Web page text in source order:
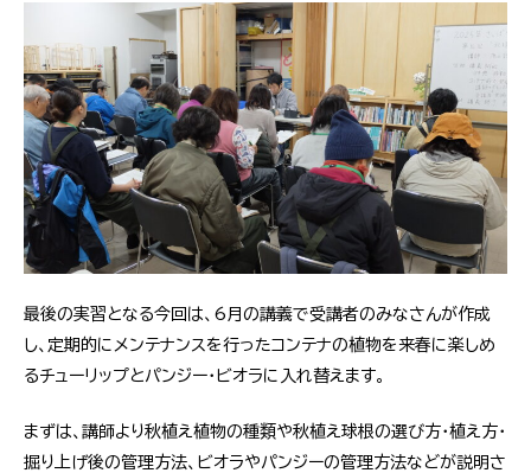
最後の実習となる今回は、6月の講義で受講者のみなさんが作成
し、定期的にメンテナンスを行ったコンテナの植物を来春に楽しめ
るチューリップとパンジー・ビオラに入れ替えます。
まずは、講師より秋植え植物の種類や秋植え球根の選び方・植え方・
掘り上げ後の管理方法、ビオラやパンジーの管理方法などが説明さ